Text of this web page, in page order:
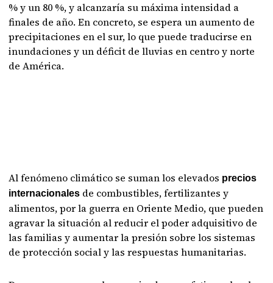
% y un 80 %, y alcanzaría su máxima intensidad a
finales de año. En concreto, se espera un aumento de
precipitaciones en el sur, lo que puede traducirse en
inundaciones y un déficit de lluvias en centro y norte
de América.
Al fenómeno climático se suman los elevados precios
internacionales de combustibles, fertilizantes y
alimentos, por la guerra en Oriente Medio, que pueden
agravar la situación al reducir el poder adquisitivo de
las familias y aumentar la presión sobre los sistemas
de protección social y las respuestas humanitarias.